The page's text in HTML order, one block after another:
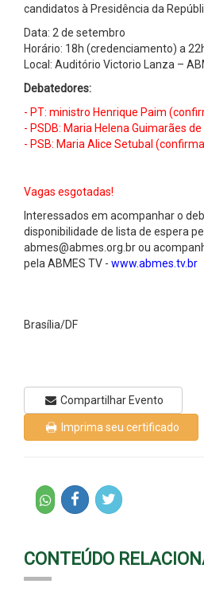
candidatos à Presidência da
Data: 2 de setembro
Horário: 18h (credenciamento) a
Local: Auditório Victorio Lanza –
Debatedores:
- PT: ministro Henrique Paim
- PSDB: Maria Helena Guimarães
- PSB: Maria Alice Setubal
Vagas esgotadas!
Interessados em acompanhar o
disponibilidade de lista de espera
abmes@abmes.org.br ou
pela ABMES TV - www.abmes.tv.br
Brasília/DF
Compartilhar Evento
Imprima seu certificado
CONTEÚDO